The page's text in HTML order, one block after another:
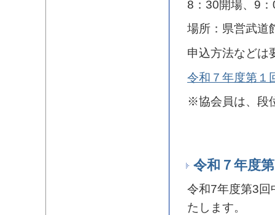
8：30開場、9
場所：県営武道
申込方法などは
令和７年度第１
※協会員は、段
令和７年度
令和7年度第3回
たします。